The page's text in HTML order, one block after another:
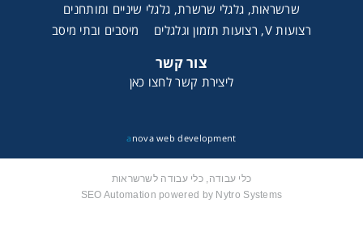
שרשראות, גלגלי שרשרת, גלגלי שיניים ומותחנים
רצועות V, רצועות תזמון וגלגלים
מיסבים ובתי מיסב
צור קשר
ליצירת קשר לחצו כאן
a nova web development
כלי עבודה, כלי עבודה לשרשראות
SEO Automation powered by Nytro Systems